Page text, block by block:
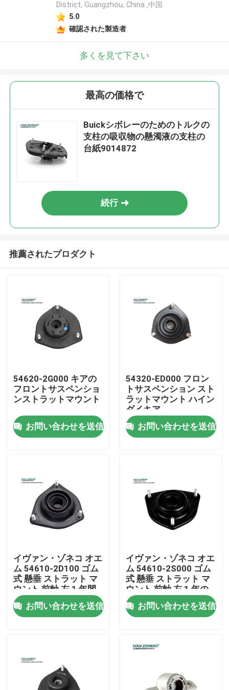
家
製品
VRショー
私たちに関しては
工場見学
品質管理
お問い合わせ
ケース
District, Guangzhou, China ,中国
5.0
確認された製造者
多くを見て下さい
最高の価格で
Buickシボレーのためのトルクの
支柱の吸収物の懸濁液の支柱の
台紙9014872
続行
推薦されたプロダクト
54620-2G000 キアの
フロントサスペンショ
ンストラットマウント
お問い合わせを送信
54320-ED000 フロン
トサスペンション スト
ラットマウント ハイン
ダイキア
お問い合わせを送信
イヴァン・ゾネコ オエ
ム 54610-2D100 ゴム
式 懸垂 ストラット マ
ウント 前軸 左 1 年間
の保証
お問い合わせを送信
イヴァン・ゾネコ オエ
ム 54610-2S000 ゴム
式 懸垂 ストラット マ
ウント 前軸 左 1 年の
保証
お問い合わせを送信